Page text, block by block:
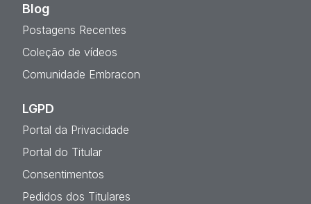
Blog
Postagens Recentes
Coleção de vídeos
Comunidade Embracon
LGPD
Portal da Privacidade
Portal do Titular
Consentimentos
Pedidos dos Titulares